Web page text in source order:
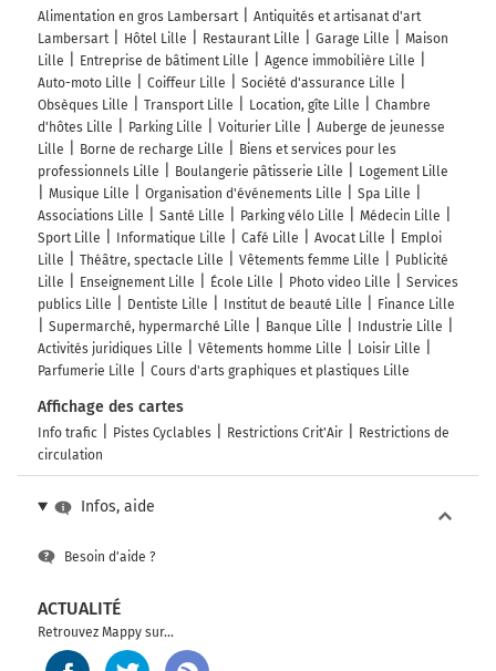
Alimentation en gros Lambersart
Antiquités et artisanat d'art
Lambersart
Hôtel Lille Restaurant Lille Garage Lille
Maison
Lille
Entreprise de bâtiment Lille
Agence immobilière Lille
Auto-moto Lille
Coiffeur Lille
Société d'assurance Lille
Obsèques Lille
Transport Lille Location, gîte Lille
Chambre
d'hôtes Lille
Parking Lille Voiturier Lille
Auberge de jeunesse
Lille
Borne de recharge Lille
Biens et services pour les
professionnels Lille
Boulangerie pâtisserie Lille
Logement Lille
Musique Lille
Organisation d'événements Lille
Spa Lille
Associations Lille
Santé Lille Parking vélo Lille
Médecin Lille
Sport Lille
Informatique Lille Café Lille Avocat Lille
Emploi
Lille
Théâtre, spectacle Lille Vêtements femme Lille
Publicité
Lille
Enseignement Lille École Lille Photo video Lille
Services
publics Lille
Dentiste Lille Institut de beauté Lille
Finance Lille
Supermarché, hypermarché Lille
Banque Lille
Industrie Lille
Activités juridiques Lille
Vêtements homme Lille
Loisir Lille
Parfumerie Lille
Cours d'arts graphiques et plastiques Lille
Affichage des cartes
Info trafic Pistes Cyclables Restrictions Crit'Air
Restrictions de
circulation
Infos, aide
Besoin d'aide ?
ACTUALITÉ
Retrouvez Mappy sur...